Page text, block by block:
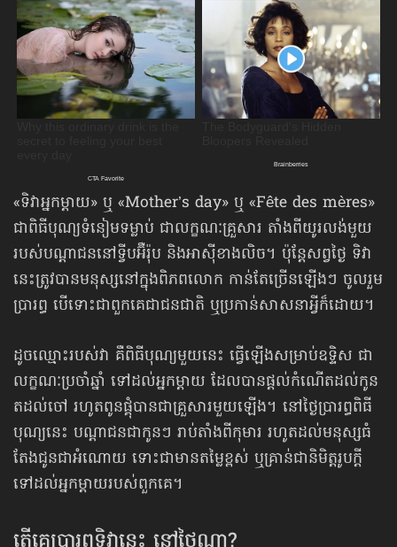
«ទិវាអ្នកម្ដាយ» ឬ «Mother’s day» ឬ «Fête des mères»
ជាពិធីបុណ្យទំនៀមទម្លាប់ ជាលក្ខណៈគ្រួសារ តាំងពីយូរលង់មួយ
របស់បណ្ដាជននៅទ្វីបអ៊ឺរ៉ុប និងអាស៊ីខាងលិច។ ប៉ុន្តែសព្វថ្ងៃ ទិវា
នេះត្រូវបានមនុស្សនៅក្នុងពិភពលោក កាន់តែច្រើនឡើងៗ ចូលរួម
ប្រារព្ធ បើទោះជាពួកគេជាជនជាតិ ឬប្រកាន់សាសនាអ្វីក៏ដោយ។
ដូចឈ្មោះរបស់វា គឺពិធីបុណ្យមួយនេះ ធ្វើឡើងសម្រាប់ឧទ្ទិស ជា
លក្ខណៈប្រចាំឆ្នាំ ទៅដល់អ្នកម្ដាយ ដែលបានផ្ដល់កំណើតដល់កូន
តដល់ចៅ រហូតពូនផ្គុំបានជាគ្រួសារមួយឡើង។ នៅថ្ងៃប្រារព្ធពិធី
បុណ្យនេះ បណ្ដាជនជាកូនៗ រាប់តាំងពីកុមារ រហូតដល់មនុស្សធំ
តែងជូនជាអំណោយ ទោះជាមានតម្លៃខ្ពស់ ឬគ្រាន់ជានិមិត្តរូបក្ដី
ទៅដល់អ្នកម្ដាយរបស់ពួកគេ។